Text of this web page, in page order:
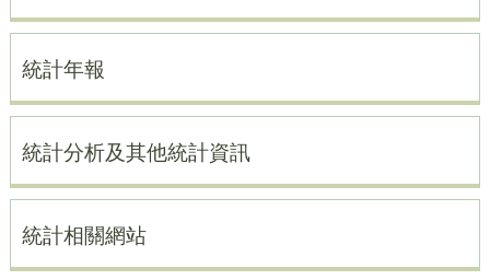
統計年報
統計分析及其他統計資訊
統計相關網站